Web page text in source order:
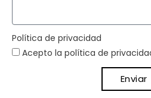
Política de privacidad
Acepto la política de
Enviar